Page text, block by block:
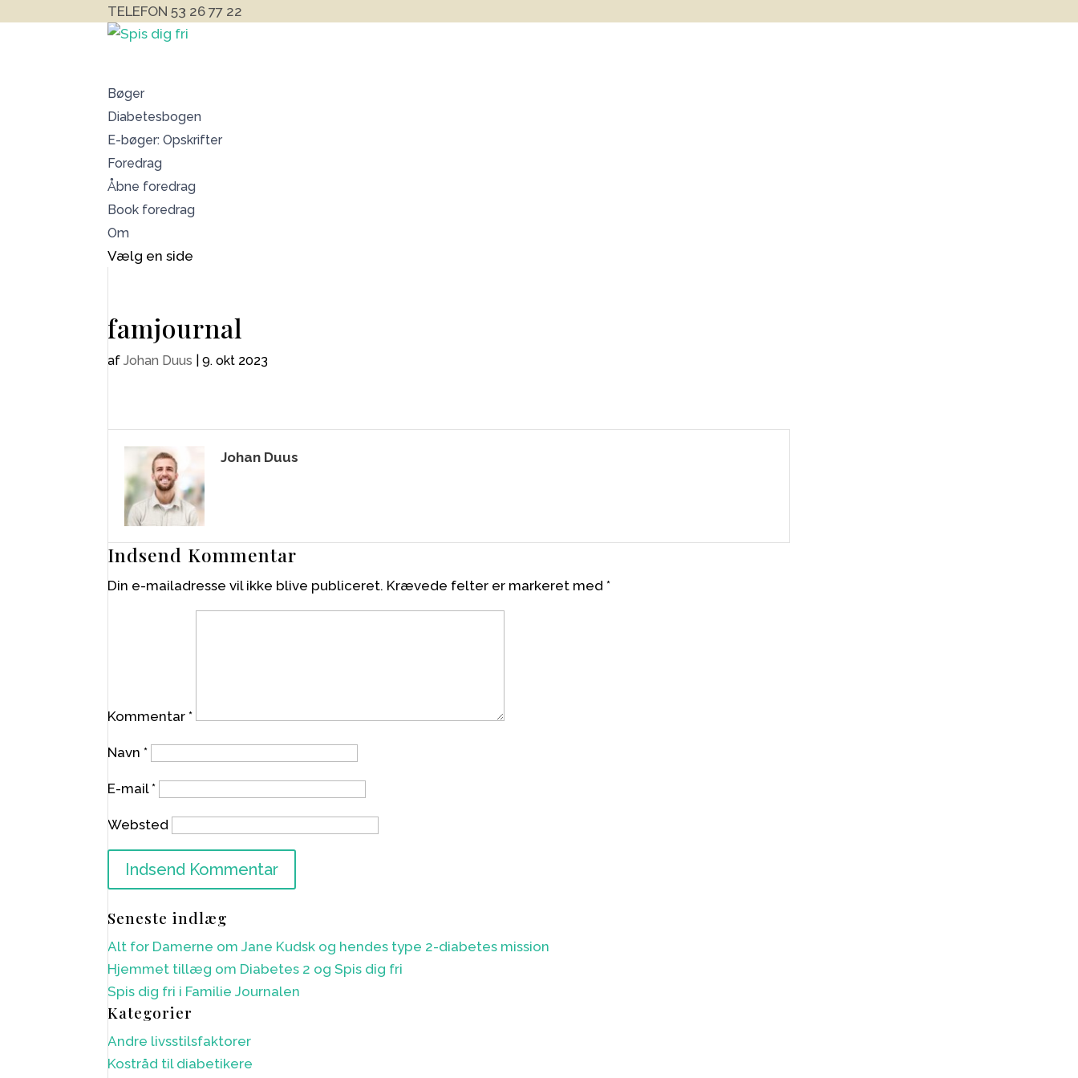
TELEFON 53 26 77 22
Bøger
Diabetesbogen
E-bøger: Opskrifter
Foredrag
Åbne foredrag
Book foredrag
Om
Vælg en side
famjournal
afJohan Duus |9. okt 2023
Johan Duus
Indsend Kommentar
Din e-mailadresse vil ikke blive publiceret. Krævede felter er markeret med*
Kommentar*
Navn*
E-mail*
Websted
Seneste indlæg
Alt for Damerne om Jane Kudsk og hendes type 2-diabetes mission
Hjemmet tillæg om Diabetes 2 og Spis dig fri
Spis dig fri i Familie Journalen
Kategorier
Andre livsstilsfaktorer
Kostråd til diabetikere